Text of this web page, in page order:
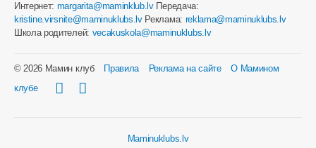
Интернет: margarita@maminklub.lvПередача:
kristine.virsnite@maminuklubs.lvРеклама: reklama@maminuklubs.lv
Школа родителей: vecakuskola@maminuklubs.lv
© 2026 Мамин клуб Правила Реклама на сайте
О Мамином
клубе
Maminuklubs.lv